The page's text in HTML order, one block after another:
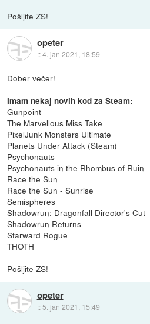
Pošljite ZS!
opeter
::4. jan 2021, 18:59
Dober večer!
Imam nekaj novih kod za Steam:
Gunpoint
The Marvellous Miss Take
PixelJunk Monsters Ultimate
Planets Under Attack (Steam)
Psychonauts
Psychonauts in the Rhombus of Ruin
Race the Sun
Race the Sun - Sunrise
Semispheres
Shadowrun: Dragonfall Director's Cut
Shadowrun Returns
Starward Rogue
THOTH
Pošljite ZS!
opeter
:: 5. jan 2021, 15:49